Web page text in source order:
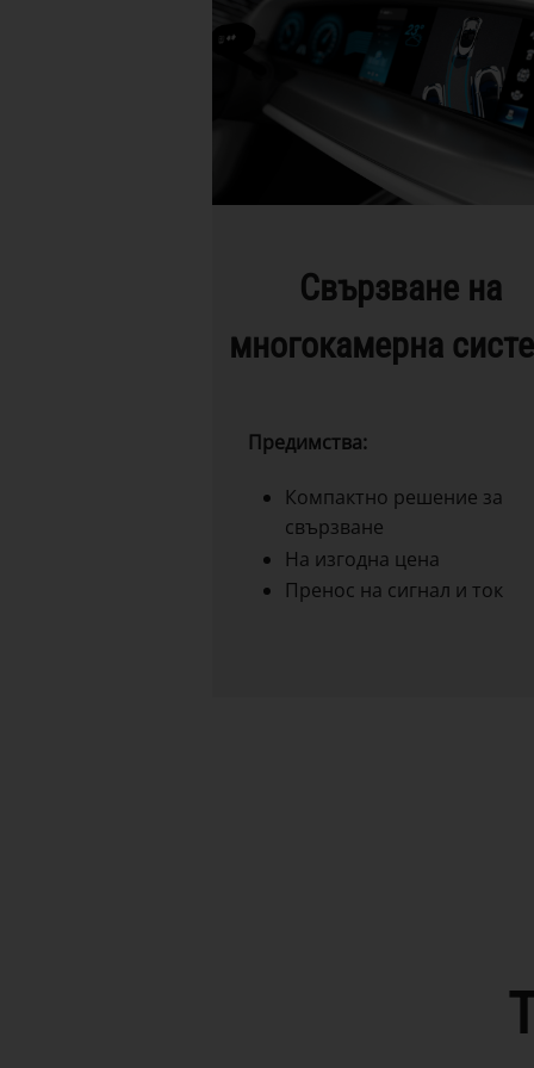
Свързване на
многокамерна
Предимства:
Компактно решение за
свързване
На изгодна цена
Пренос на сигнал и ток